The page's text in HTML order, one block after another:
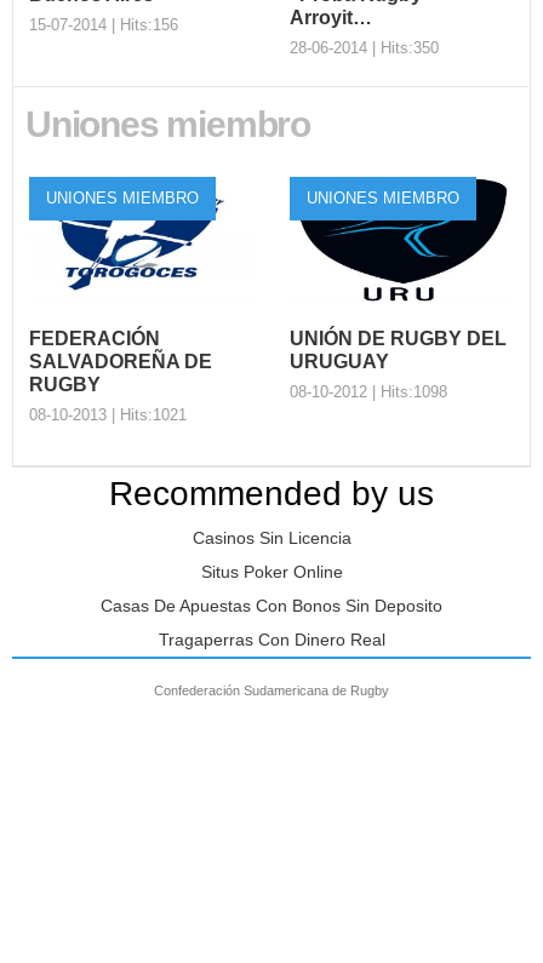
15-07-2014 | Hits:156
Capacitaciones en
2014 se dictarán en paralelo
los cursos IRB Nivel 1...
Arroyit…
28-06-2014 | Hits:350
Rugby "Proba
Rugby" Arroyit…
Se realizó el lanzamiento
exitoso del Programa Get
Into Rugby "Proba Rugby"
Uniones miembro
UNIONES MIEMBRO
FEDERACIÓN
SALVADOREÑA DE
RUGBY
08-10-2013 | Hits:1021
SALVADOREÑA
Organización Nombre
Completo del Presidente:
Daniel Olano Web de la U...
UNIONES MIEMBRO
UNIÓN DE RUGBY DEL
URUGUAY
08-10-2012 | Hits:1098
UNIÓN DE RUGBY
Completo del Presidente:
Donamari...
Recommended by us
Casinos Sin Licencia
Situs Poker Online
Casas De Apuestas Con Bonos Sin Deposito
Tragaperras Con Dinero Real
Confederación Sudamericana de Rugby